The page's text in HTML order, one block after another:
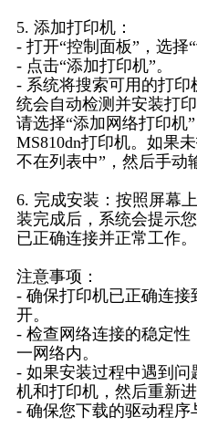
5. 添加打印机：
- 打开“控制面板”，选择
- 点击“添加打印机”。
- 系统将搜索可用的打印
统会自动检测并安装打
请选择“添加网络打印机
MS810dn打印机。如果
不在列表中”，然后手动
6. 完成安装：按照屏幕
装完成后，系统会提示
已正确连接并正常工作。
注意事项：
- 确保打印机已正确连
开。
- 检查网络连接的稳定性
一网络内。
- 如果安装过程中遇到
机和打印机，然后重新进
- 确保您下载的驱动程序